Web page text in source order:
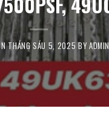
THÁNG SÁU 5, 2025 BYADMIN